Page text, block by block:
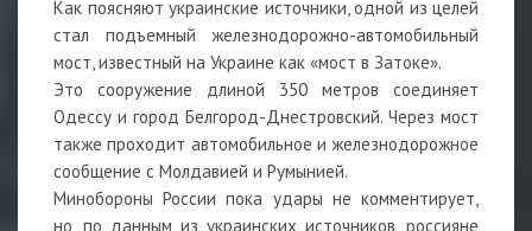
Как поясняют украинские источники, одной из целей
стал подъемный железнодорожно-автомобильный
мост, известный на Украине как «мост в Затоке».
Это сооружение длиной 350 метров соединяет
Одессу и город Белгород-Днестровский. Через мост
также проходит автомобильное и железнодорожное
сообщение с Молдавией и Румынией.
Минобороны России пока удары не комментирует,
но, по данным из украинских источников, россияне